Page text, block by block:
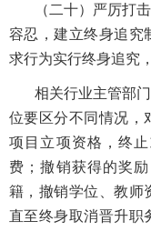
（二十）严厉打
容忍，建立终身追究
求行为实行终身追究
相关行业主管部
位要区分不同情况，
项目立项资格，终
费；撤销获得的奖
籍，撤销学位、教师
直至终身取消晋升职